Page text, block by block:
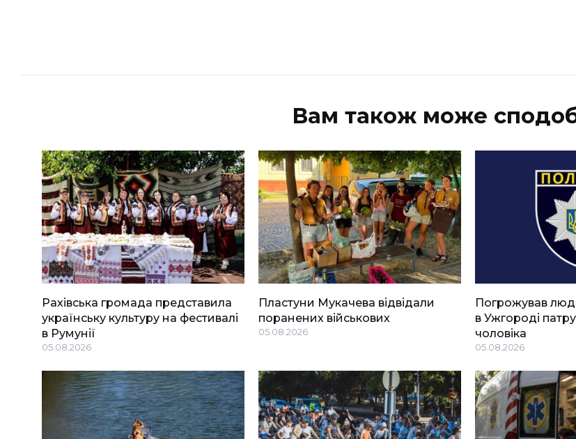
Вам також може
Рахівська громада представила
українську культуру на фестивалі
в Румунії
05.08.2026
Пластуни Мукачева відвідали
поранених військових
05.08.2026
Погрожував
в Ужгороді
чоловіка
05.08.2026